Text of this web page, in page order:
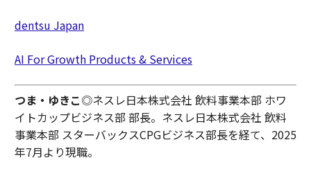
dentsu Japan
AI For Growth Products & Services
つま・ゆきこ◎ネスレ日本株式会社 飲料事業本部 ホワ
イトカップビジネス部 部長。ネスレ日本株式会社 飲料
事業本部 スターバックスCPGビジネス部長を経て、2025
年7月より現職。